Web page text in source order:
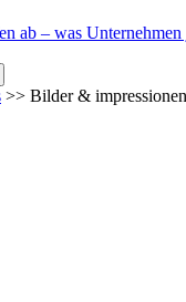
ab – was
>> Bilder & impressionen